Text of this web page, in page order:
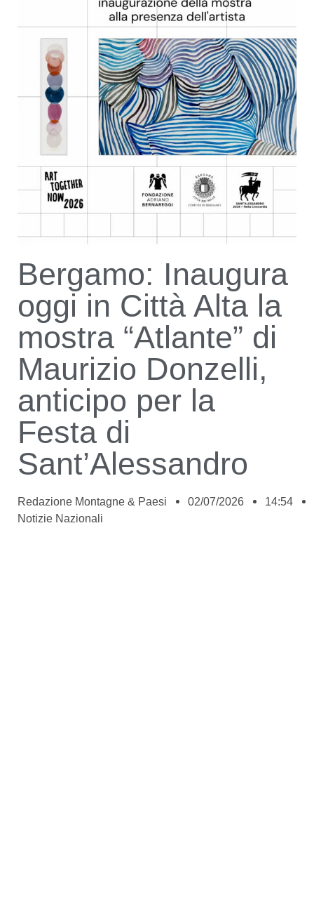
Bergamo: Inaugura
oggi in Città Alta la
mostra “Atlante” di
Maurizio Donzelli,
anticipo per la
Festa di
Sant’Alessandro
Redazione Montagne & Paesi 02/07/2026
14:54
Notizie Nazionali